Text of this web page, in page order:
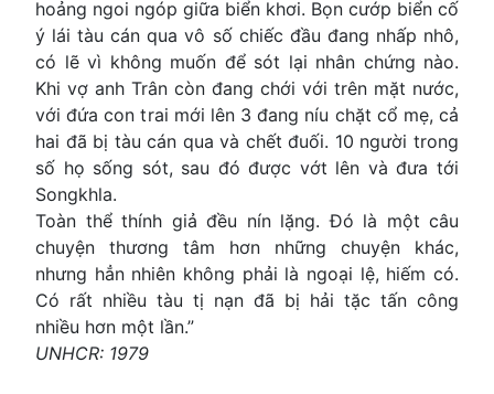
hoảng ngoi ngóp giữa biển khơi. Bọn cướp biển cố
ý lái tàu cán qua vô số chiếc đầu đang nhấp nhô,
có lẽ vì không muốn để sót lại nhân chứng nào.
Khi vợ anh Trân còn đang chới với trên mặt nước,
với đứa con trai mới lên 3 đang níu chặt cổ mẹ, cả
hai đã bị tàu cán qua và chết đuối. 10 người trong
số họ sống sót, sau đó được vớt lên và đưa tới
Songkhla.
Toàn thể thính giả đều nín lặng. Ðó là một câu
chuyện thương tâm hơn những chuyện khác,
nhưng hẳn nhiên không phải là ngoại lệ, hiếm có.
Có rất nhiều tàu tị nạn đã bị hải tặc tấn công
nhiều hơn một lần.”
UNHCR: 1979